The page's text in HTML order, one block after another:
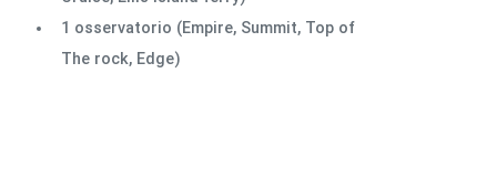
1 osservatorio (Empire, Summit, Top of
The rock, Edge)